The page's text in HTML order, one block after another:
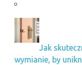
Jak
wymianie, by